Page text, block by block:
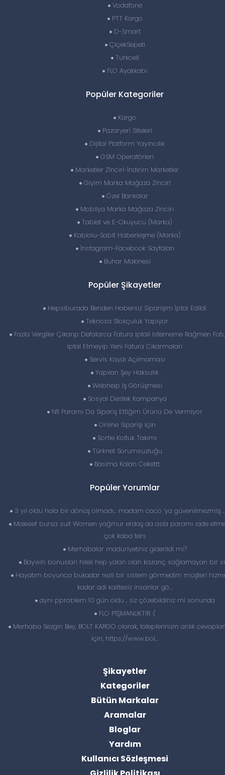
Vodafone
PTT Kargo
D-Smart
ÇiçekSepeti
Turkcell
FLO Ayakkabı
Popüler Kategoriler
Kargo
Pazaryeri Siteleri
Dijital Platform Yayıncılık
GSM Operatörleri
Marketler Zinciri-İndirim Marketler
Giyim Marka Mağaza Zinciri
Özel Bankalar
Mobilya Marka Mağaza Zinciri
Tablet ve E-Okuyucu (Marka)
Kablolu-Sabit Haberleşme (Marka)
İnstagram-Facebook Sayfaları
Buhar Makinesi
Popüler Şikayetler
Hepsiburada Benden Habersiz Siparişim İptal Edildi
Teknosa Stokçuluk Yapıyor
Fazla Vergiler Çıkarıp Defalarca Fatura Iptali Istememe Rağmen
Iptal Etmeyip Yeni Fatura Cikarmalari
Servis Kaydı Açılmaması
Yapılan Şey Haksızlık
Webhelp Iş Görüşmesi
Sosyal Destek Kampanya
N11 Paramı Da Sipariş Ettiğim Ürünü De Vermiyor
Online Siparişi Için
Sortie Koltuk Takımı
Türknet Sorumsuzluğu
Basima Kalan Cekettt
Popüler Yorumlar
3 yıl oldu hala bir dönüş olmadı… madam coco ‘ya güvenilmezmiş
Malesef bursa suit Women yağmur erdaş da asla paramı iade
çok kaba ters
Merhabalar maduriyetiniz giderildi mi?
Baywin bonuslari hileli hep yalan olan kazanç sağlamayan bir
Hayatım boyunca bukadar rezil bir sistem görmedim müşteri
kadar adi kalitesiz insanlar gö...
aynı pproblem 10 gün oldu , siz çözebildiniz mi sonunda
FLO PİŞMANLIKTIR :(
Merhaba Sezgin Bey, BOLT KARGO olarak, taleplerinizin anlık
için; https://www.bol...
Şikayetler
Kategoriler
Bütün Markalar
Aramalar
Bloglar
Yardım
Kullanıcı Sözleşmesi